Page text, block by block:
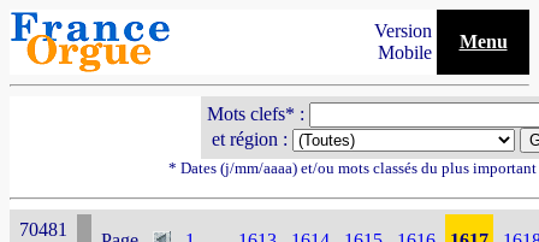
Version
Mobile
Menu
Mots clefs* :
et région :
* Dates (j/mm/aaaa) et/ou mots classés du plus
70481